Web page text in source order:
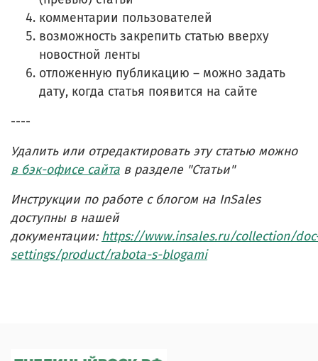
комментарии пользователей
возможность закрепить статью вверху
новостной ленты
отложенную публикацию – можно задать
дату, когда статья появится на сайте
----
Удалить или отредактировать эту статью можно
в бэк-офисе сайта в разделе "Статьи"
Инструкции по работе с блогом на InSales
доступны в нашей
документации:https://www.insales.ru/collection/
settings/product/rabota-s-blogami